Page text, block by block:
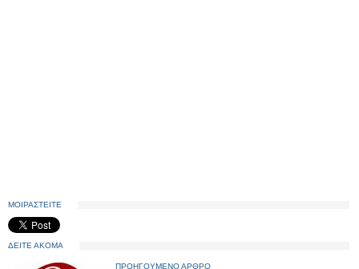
ΜΟΙΡΑΣΤΕΙΤΕ
ΔΕΙΤΕ ΑΚΟΜΑ
ΠΡΟΗΓΟΥΜΕΝΟ ΑΡΘΡΟ